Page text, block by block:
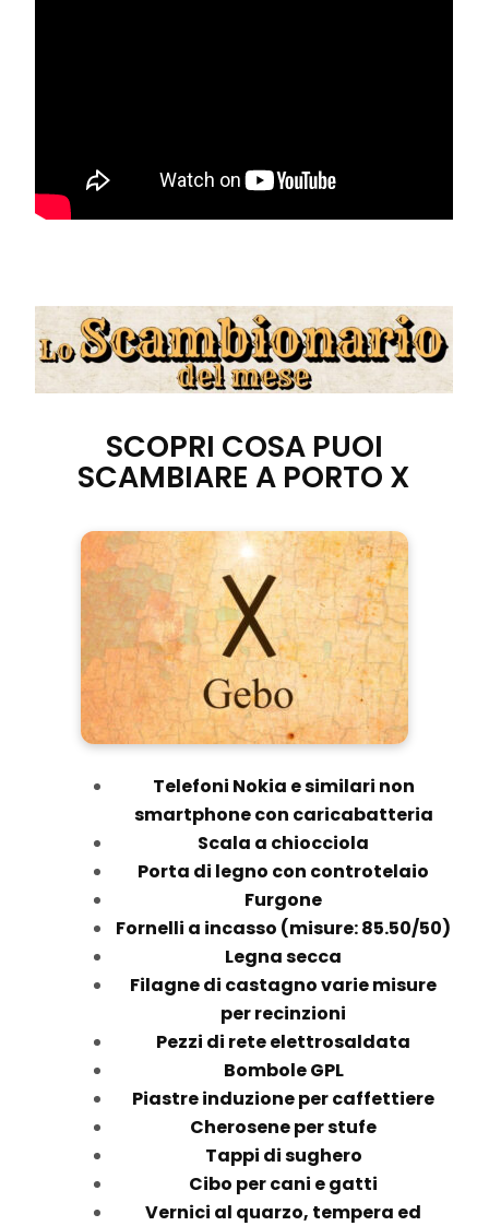
SCOPRI COSA PUOI
SCAMBIARE A PORTO X
Telefoni Nokia e similari non
smartphone con caricabatteria
Scala a chiocciola
Porta di legno con controtelaio
Furgone
Fornelli a incasso (misure: 85.50/50)
Legna secca
Filagne di castagno varie misure
per recinzioni
Pezzi di rete elettrosaldata
Bombole GPL
Piastre induzione per caffettiere
Cherosene per stufe
Tappi di sughero
Cibo per cani e gatti
Vernici al quarzo, tempera ed